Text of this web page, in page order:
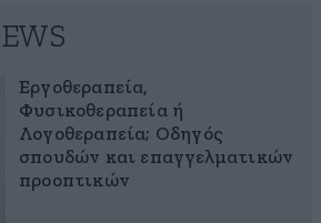
Εργοθεραπεία,
Φυσικοθεραπεία ή
Λογοθεραπεία; Οδηγός
σπουδών και επαγγελματικών
προοπτικών